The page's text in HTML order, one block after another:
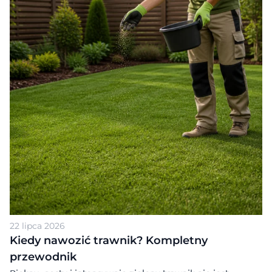
Które z nich sprawdzają się lepiej?
22 lipca 2026
Kiedy nawozić trawnik? Kompletny
przewodnik